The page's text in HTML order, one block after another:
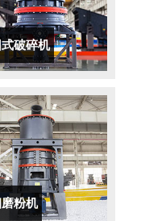
破碎机
粉机